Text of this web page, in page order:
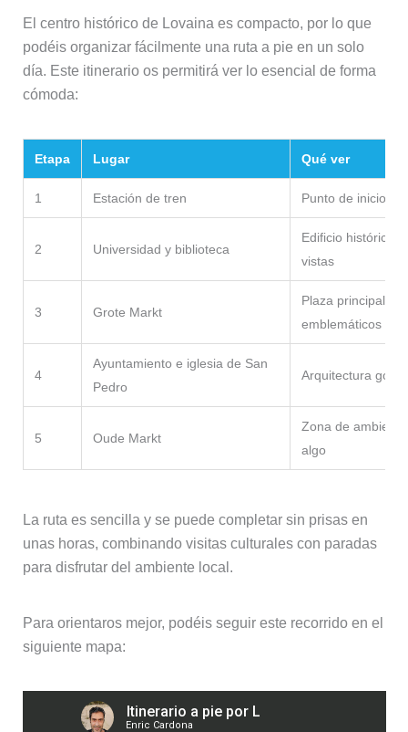
El centro histórico de Lovaina es compacto, por lo que
podéis organizar fácilmente una ruta a pie en un solo
día. Este itinerario os permitirá ver lo esencial de forma
cómoda:
Etapa Lugar Qué ver
1 Estación de tren Punto de inicio de
2 Universidad y biblioteca
Edificio histórico
vistas
3 Grote Markt
Plaza principal
emblemáticos
4
Ayuntamiento e iglesia de San
Pedro
Arquitectura
5 Oude Markt
Zona de
algo
La ruta es sencilla y se puede completar sin prisas en
unas horas, combinando visitas culturales con paradas
para disfrutar del ambiente local.
Para orientaros mejor, podéis seguir este recorrido en el
siguiente mapa: